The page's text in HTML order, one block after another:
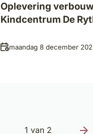
Oplevering
Kindcentrum De
Datum
maandag 8 december
1 van 2